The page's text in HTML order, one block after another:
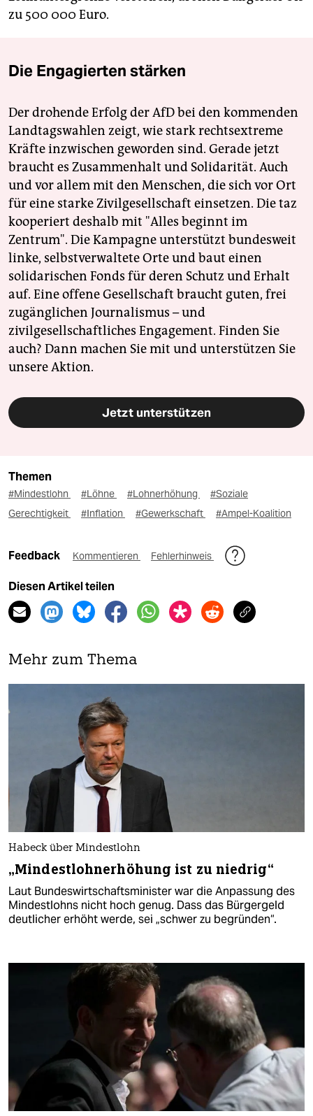
zu 500 000 Euro.
Die Engagierten stärken
Der drohende Erfolg der AfD bei den kommenden
Landtagswahlen zeigt, wie stark rechtsextreme
Kräfte inzwischen geworden sind. Gerade jetzt
braucht es Zusammenhalt und Solidarität. Auch
und vor allem mit den Menschen, die sich vor Ort
für eine starke Zivilgesellschaft einsetzen. Die taz
kooperiert deshalb mit "Alles beginnt im
Zentrum". Die Kampagne unterstützt bundesweit
linke, selbstverwaltete Orte und baut einen
solidarischen Fonds für deren Schutz und Erhalt
auf. Eine offene Gesellschaft braucht guten, frei
zugänglichen Journalismus – und
zivilgesellschaftliches Engagement. Finden Sie
auch? Dann machen Sie mit und unterstützen Sie
unsere Aktion.
Jetzt unterstützen
Themen
#Mindestlohn #Löhne #Lohnerhöhung
#Soziale
Gerechtigkeit
#Inflation #Gewerkschaft #Ampel-Koalition
Feedback Kommentieren Fehlerhinweis
Diesen Artikel teilen
Mehr zum Thema
Habeck über Mindestlohn
„Mindestlohnerhöhung ist zu niedrig“
Laut Bundeswirtschaftsminister war die Anpassung des
Mindestlohns nicht hoch genug. Dass das Bürgergeld
deutlicher erhöht werde, sei „schwer zu begründen“.